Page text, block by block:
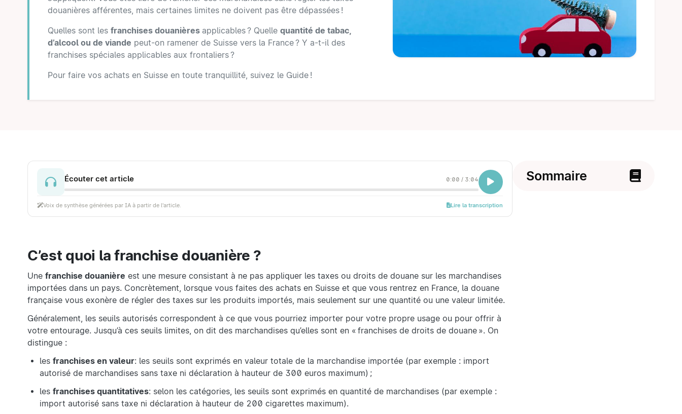
douanières afférentes, mais certaines limites ne doivent pas être dépassées !
Quelles sont les franchises douanières applicables ? Quelle quantité de tabac,
d’alcool ou de viande peut-on ramener de Suisse vers la France ? Y a-t-il des
franchises spéciales applicables aux frontaliers ?
Pour faire vos achats en Suisse en toute tranquillité, suivez le Guide !
Écouter cet article 0:00 / 3:04
Voix de synthèse générées par IA à partir de l'article. Lire la transcription
C’est quoi la franchise douanière ?
Une franchise douanière est une mesure consistant à ne pas appliquer les taxes ou droits de douane sur les marchandises
importées dans un pays. Concrètement, lorsque vous faites des achats en Suisse et que vous rentrez en France, la douane
française vous exonère de régler des taxes sur les produits importés, mais seulement sur une quantité ou une valeur limitée.
Généralement, les seuils autorisés correspondent à ce que vous pourriez importer pour votre propre usage ou pour offrir à
votre entourage. Jusqu’à ces seuils limites, on dit des marchandises qu’elles sont en « franchises de droits de douane ». On
distingue :
les franchises en valeur: les seuils sont exprimés en valeur totale de la marchandise importée (par exemple : import
autorisé de marchandises sans taxe ni déclaration à hauteur de 300 euros maximum) ;
les franchises quantitatives: selon les catégories, les seuils sont exprimés en quantité de marchandises (par exemple :
import autorisé sans taxe ni déclaration à hauteur de 200 cigarettes maximum).
Sommaire